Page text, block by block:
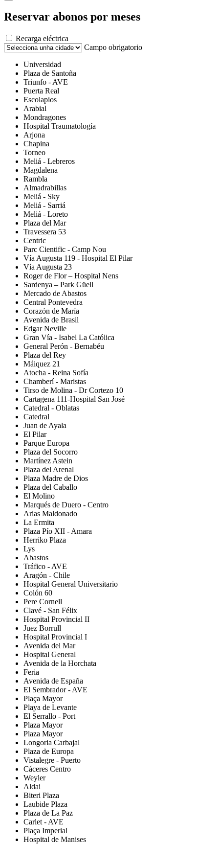
Reservar abonos por meses
Recarga eléctrica
Campo obrigatorio
Universidad
Plaza de Santoña
Triunfo - AVE
Puerta Real
Escolapios
Arabial
Mondragones
Hospital Traumatología
Arjona
Chapina
Torneo
Meliá - Lebreros
Magdalena
Rambla
Almadrabillas
Meliá - Sky
Meliá - Sarriá
Meliá - Loreto
Plaza del Mar
Travessera 53
Centric
Parc Cientific - Camp Nou
Vía Augusta 119 - Hospital El Pilar
Vía Augusta 23
Roger de Flor – Hospital Nens
Sardenya – Park Güell
Mercado de Abastos
Central Pontevedra
Corazón de María
Avenida de Brasil
Edgar Neville
Gran Vía - Isabel La Católica
General Perón - Bernabéu
Plaza del Rey
Máiquez 21
Atocha - Reina Sofía
Chamberí - Maristas
Tirso de Molina - Dr Cortezo 10
Cartagena 111-Hospital San José
Catedral - Oblatas
Catedral
Juan de Ayala
El Pilar
Parque Europa
Plaza del Socorro
Martínez Astein
Plaza del Arenal
Plaza Madre de Dios
Plaza del Caballo
El Molino
Marqués de Duero - Centro
Arias Maldonado
La Ermita
Plaza Pío XII - Amara
Herriko Plaza
Lys
Abastos
Tráfico - AVE
Aragón - Chile
Hospital General Universitario
Colón 60
Pere Cornell
Clavé - San Félix
Hospital Provincial II
Juez Borrull
Hospital Provincial I
Avenida del Mar
Hospital General
Avenida de la Horchata
Feria
Avenida de España
El Sembrador - AVE
Plaça Mayor
Playa de Levante
El Serrallo - Port
Plaza Mayor
Plaza Mayor
Longoria Carbajal
Plaza de Europa
Vistalegre - Puerto
Cáceres Centro
Weyler
Aldai
Biteri Plaza
Laubide Plaza
Plaza de La Paz
Carlet - AVE
Plaça Imperial
Hospital de Manises